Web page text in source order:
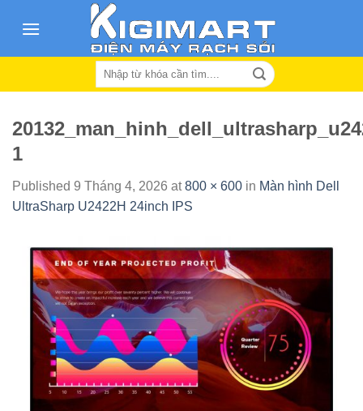
Search
1
Published 9 Tháng 4, 2026 at800 × 600 in Màn hình Dell
UltraSharp U2422H 24inch IPS